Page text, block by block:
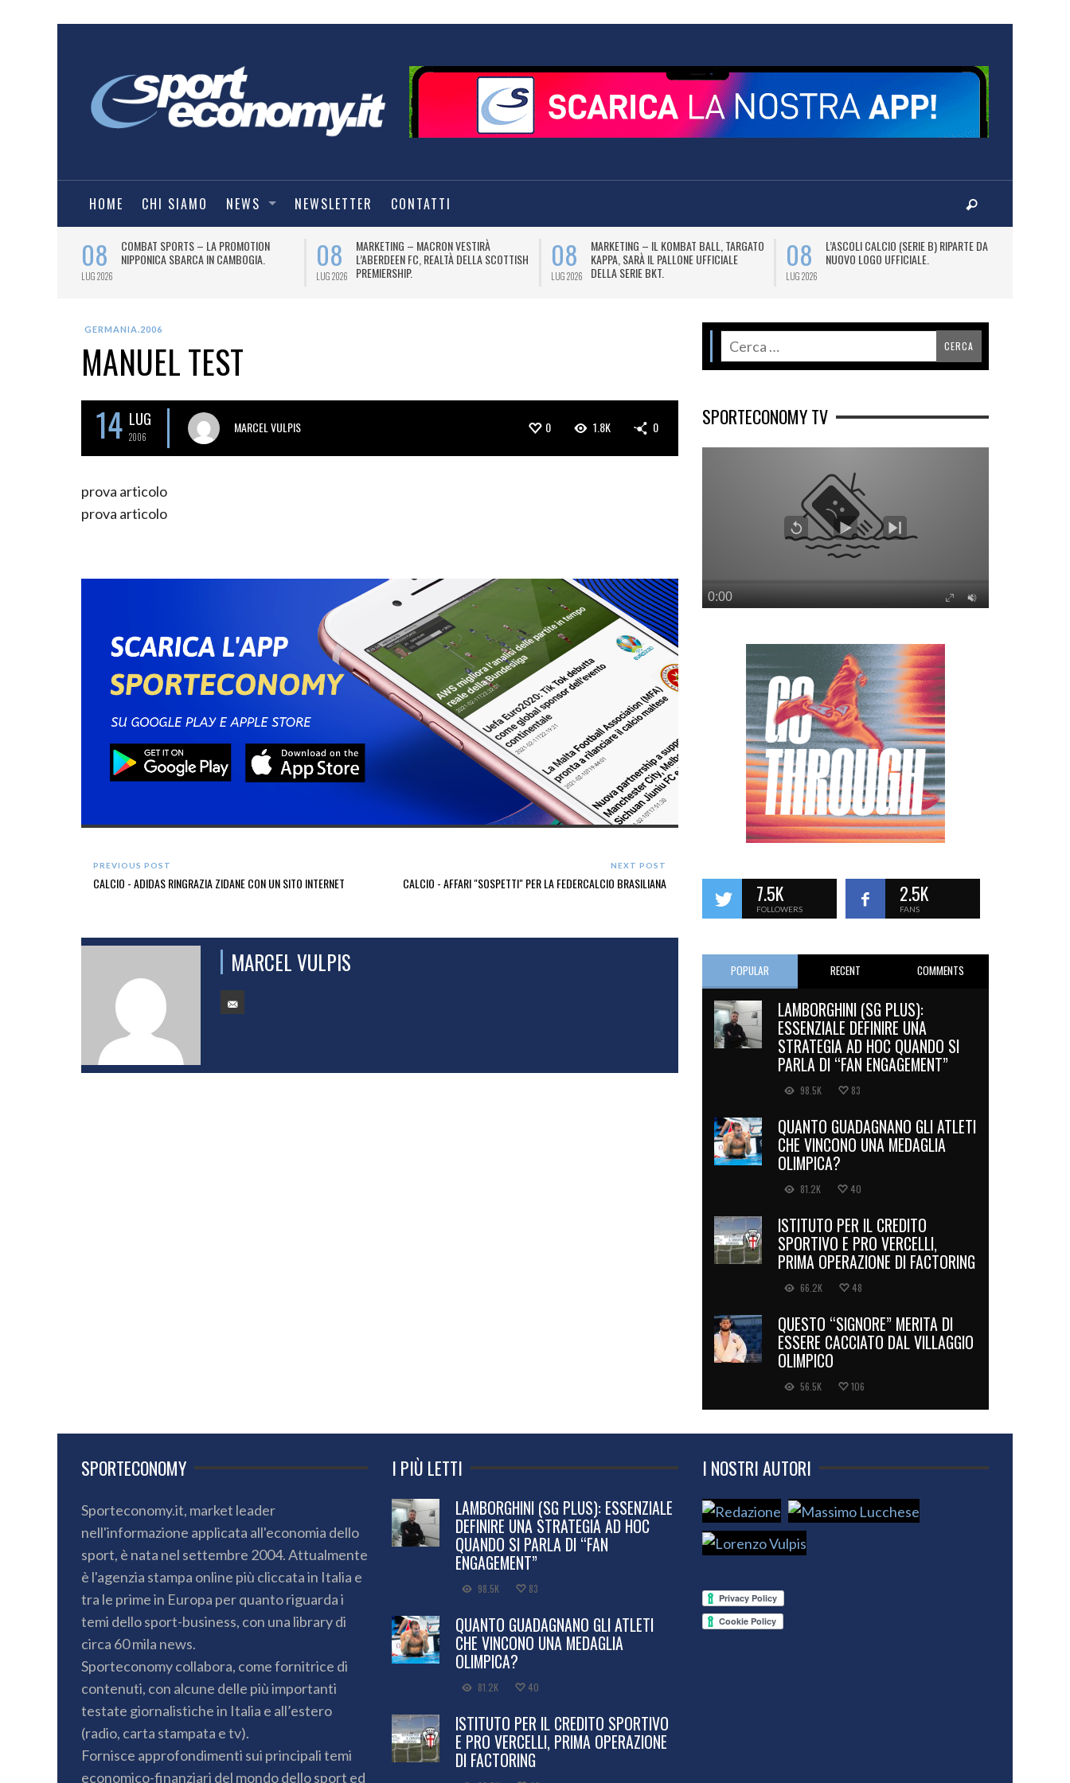
HOME CHI SIAMO NEWS NEWSLETTER CONTATTI
08
LUG 2026
COMBAT SPORTS – LA PROMOTION
NIPPONICA SBARCA IN CAMBOGIA.
08
LUG 2026
MARKETING – MACRON VESTIRÀ
L’ABERDEEN FC, REALTÀ DELLA SCOTTISH
PREMIERSHIP.
08
LUG 2026
MARKETING – IL KOMBAT BALL, TARGATO
KAPPA, SARÀ IL PALLONE UFFICIALE
DELLA SERIE BKT.
08
LUG 2026
L’ASCOLI CALCIO (SERIE B) RIPARTE DAL
NUOVO LOGO UFFICIALE.
GERMANIA.2006
MANUEL TEST
14 LUG
2006
MARCEL VULPIS 0 1.8K 0
prova articolo
prova articolo
PREVIOUS POST
CALCIO - ADIDAS RINGRAZIA ZIDANE CON UN SITO INTERNET
NEXT POST
CALCIO - AFFARI "SOSPETTI" PER LA FEDERCALCIO BRASILIANA
MARCEL VULPIS
SPORTECONOMY TV
7.5K
FOLLOWERS
2.5K
FANS
POPULAR RECENT COMMENTS
LAMBORGHINI (SG PLUS):
ESSENZIALE DEFINIRE UNA
STRATEGIA AD HOC QUANDO SI
PARLA DI “FAN ENGAGEMENT”
98.5K 83
QUANTO GUADAGNANO GLI ATLETI
CHE VINCONO UNA MEDAGLIA
OLIMPICA?
81.2K 40
ISTITUTO PER IL CREDITO
SPORTIVO E PRO VERCELLI,
PRIMA OPERAZIONE DI FACTORING
66.2K 48
QUESTO “SIGNORE” MERITA DI
ESSERE CACCIATO DAL VILLAGGIO
OLIMPICO
56.5K 106
SPORTECONOMY
Sporteconomy.it, market leader
nell'informazione applicata all'economia dello
sport, è nata nel settembre 2004. Attualmente
è l'agenzia stampa online più cliccata in Italia e
tra le prime in Europa per quanto riguarda i
temi dello sport-business, con una library di
circa 60 mila news.
Sporteconomy collabora, come fornitrice di
contenuti, con alcune delle più importanti
testate giornalistiche in Italia e all’estero
(radio, carta stampata e tv).
Fornisce approfondimenti sui principali temi
economico-finanziari del mondo dello sport ed
I PIÙ LETTI
LAMBORGHINI (SG PLUS): ESSENZIALE
DEFINIRE UNA STRATEGIA AD HOC
QUANDO SI PARLA DI “FAN
ENGAGEMENT”
98.5K 83
QUANTO GUADAGNANO GLI ATLETI
CHE VINCONO UNA MEDAGLIA
OLIMPICA?
81.2K 40
ISTITUTO PER IL CREDITO SPORTIVO
E PRO VERCELLI, PRIMA OPERAZIONE
DI FACTORING
I NOSTRI AUTORI